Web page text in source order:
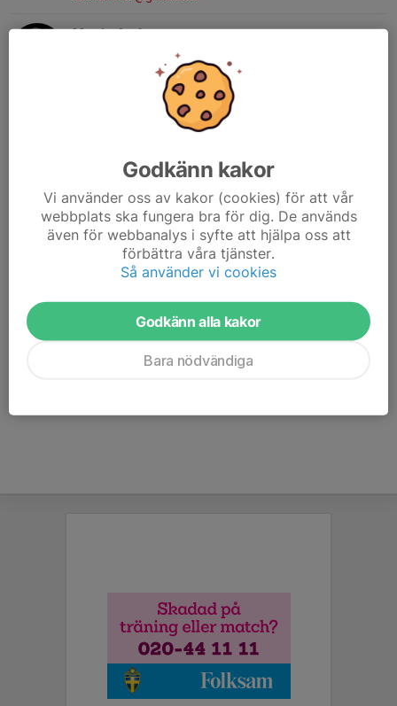
Martin Andersson
Sebastian Hornesjö
070-165 24 32
Christoffer Rosén
Fotbollsutvecklare - Knatte
070-5369692
070-536 96 92
Godkänn kakor
Vi använder oss av kakor (cookies) för att vår
webbplats ska fungera bra för dig. De används
även för webbanalys i syfte att hjälpa oss att
förbättra våra tjänster.
Så använder vi cookies
Godkänn alla kakor
Bara nödvändiga